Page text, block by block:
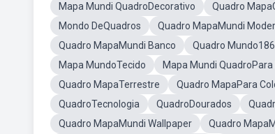
Mapa Mundi QuadroDecorativo
Quadro
Mondo DeQuadros
Quadro MapaMundi
Quadro MapaMundi Banco
Quadro
Mapa MundoTecido
Mapa Mundi QuadroPara
Quadro MapaTerrestre
Quadro MapaPara
QuadroTecnologia
QuadroDourados
Quadro MapaMundi Wallpaper
Quadro